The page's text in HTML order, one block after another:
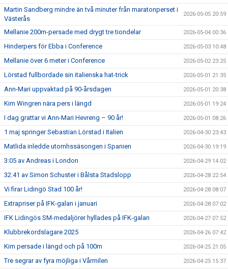
Martin Sandberg mindre än två minuter från maratonperset i
Västerås
2026-05-05 20:59
Mellanie 200m-persade med drygt tre tiondelar 2026-05-04 00:36
Hinderpers för Ebba i Conference 2026-05-03 10:48
Mellanie över 6 meter i Conference 2026-05-02 23:25
Lörstad fullbordade sin italienska hat-trick 2026-05-01 21:35
Ann-Mari uppvaktad på 90-årsdagen 2026-05-01 20:38
Kim Wingren nära pers i längd 2026-05-01 19:24
I dag grattar vi Ann-Mari Hevreng – 90 år! 2026-05-01 08:26
1 maj springer Sebastian Lörstad i Italien 2026-04-30 23:43
Matlida inledde utomhssäsongen i Spanien 2026-04-30 19:19
3:05 av Andreas i London 2026-04-29 14:02
32:41 av Simon Schuster i Bålsta Stadslopp 2026-04-28 22:54
Vi firar Lidingö Stad 100 år! 2026-04-28 08:07
Extrapriser på IFK-galan i januari 2026-04-28 07:02
IFK Lidingös SM-medaljörer hyllades på IFK-galan 2026-04-27 07:52
Klubbrekordslagare 2025 2026-04-26 07:42
Kim persade i längd och på 100m 2026-04-25 21:05
Tre segrar av fyra möjliga i Vårmilen 2026-04-25 15:37